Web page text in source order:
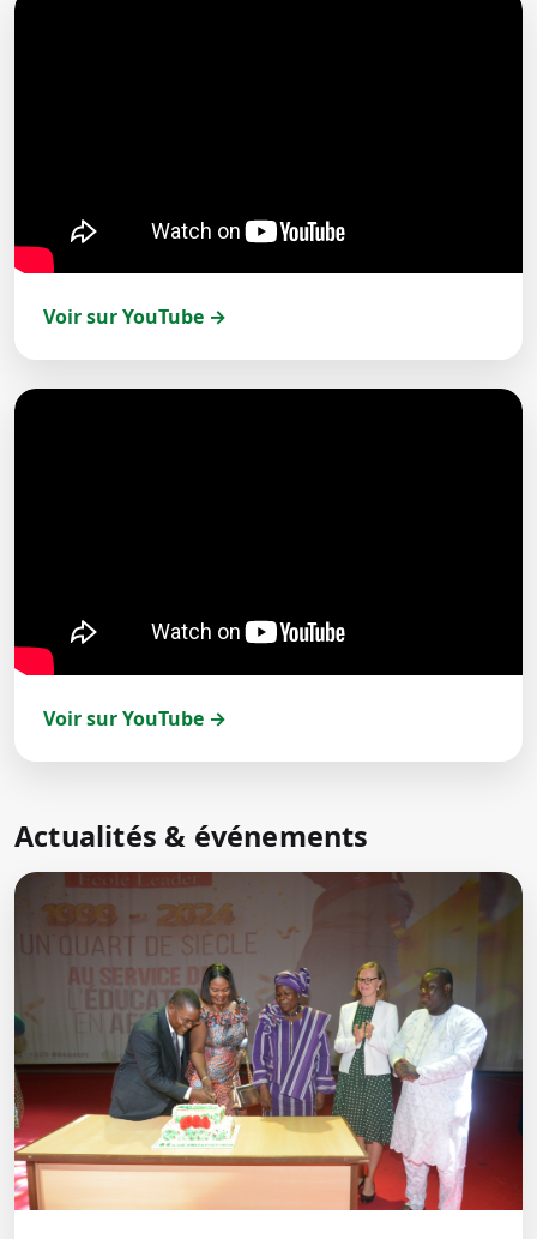
Voir sur YouTube →
Voir sur YouTube →
Actualités & événements